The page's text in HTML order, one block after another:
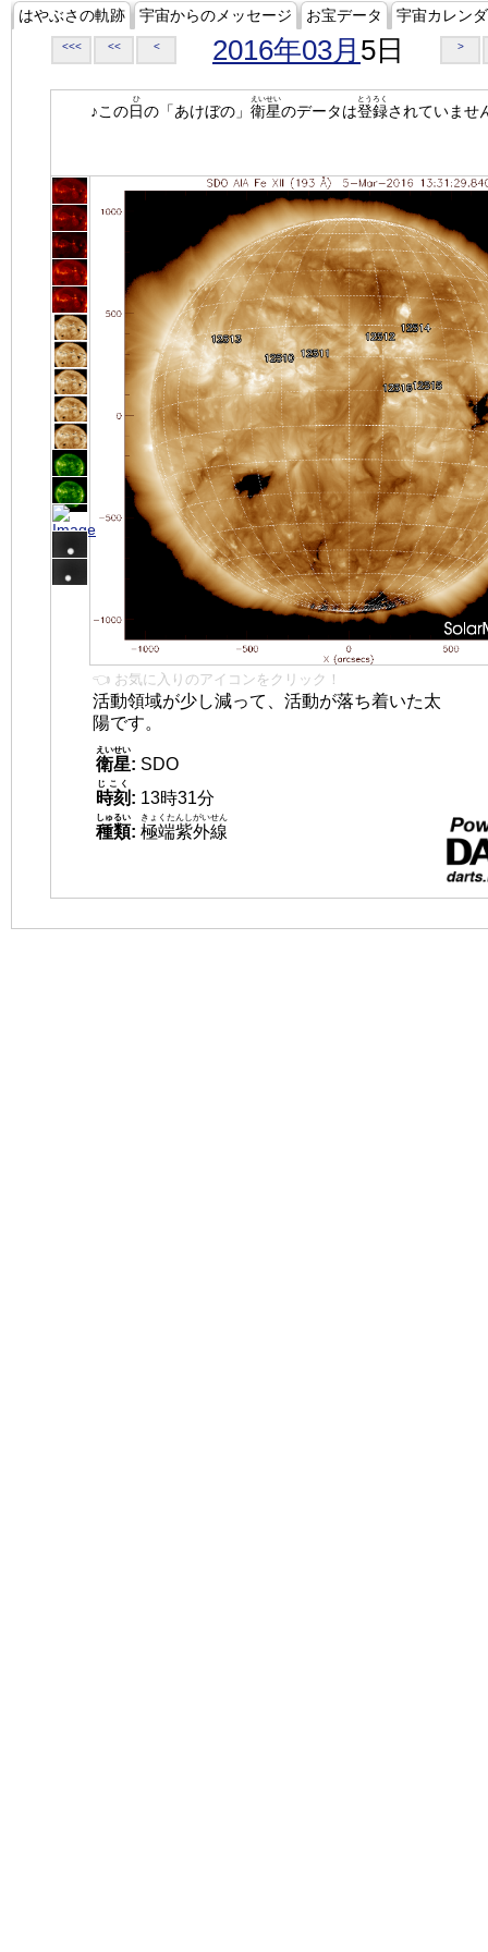
はやぶさの軌跡 宇宙からのメッセージ お宝データ 宇宙カレン
<<< << < 2016年03月 5日 >
♪この日
ひ
の「あけぼの」 衛星
えいせい
のデータは登録
とうろく
されていませ
👈 お気に入りのアイコンをクリック！
活動領域が少し減って、活動が落ち着いた太
陽です。
衛星
えいせい
: SDO
時刻
じこく
: 13時31分
種類
しゅるい
: 極端紫外線
きょくたんしがいせん